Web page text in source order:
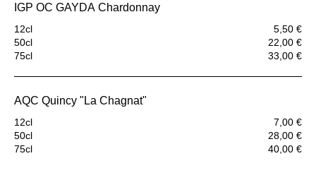
IGP OC GAYDA Chardonnay
12cl
5,50 €
50cl
22,00 €
75cl
33,00 €
AQC Quincy "La Chagnat"
12cl
7,00 €
50cl
28,00 €
75cl
40,00 €